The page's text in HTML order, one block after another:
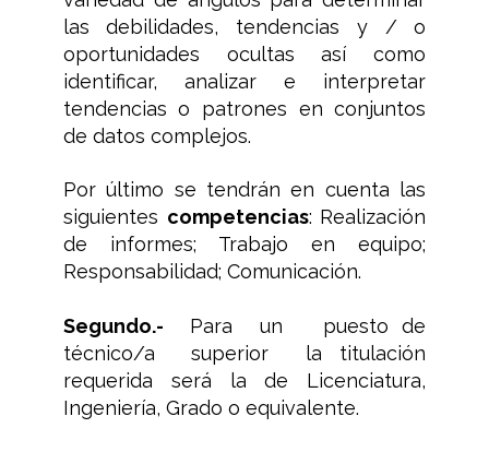
las debilidades, tendencias y / o
oportunidades ocultas así como
identificar, analizar e interpretar
tendencias o patrones en conjuntos
de datos complejos.
Por último se tendrán en cuenta las
siguientes competencias: Realización
de informes; Trabajo en equipo;
Responsabilidad; Comunicación.
Segundo.- Para un puesto de
técnico/a superior la titulación
requerida será la de Licenciatura,
Ingeniería, Grado o equivalente.